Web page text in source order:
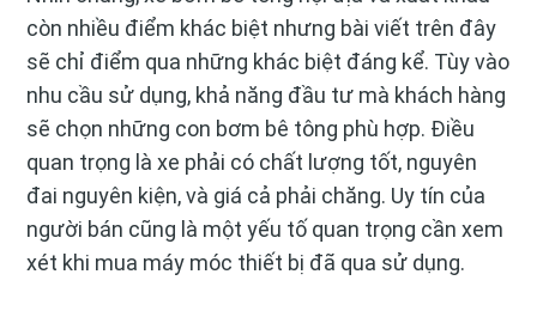
còn nhiều điểm khác biệt nhưng bài viết trên đây
sẽ chỉ điểm qua những khác biệt đáng kể. Tùy vào
nhu cầu sử dụng, khả năng đầu tư mà khách hàng
sẽ chọn những con bơm bê tông phù hợp. Điều
quan trọng là xe phải có chất lượng tốt, nguyên
đai nguyên kiện, và giá cả phải chăng. Uy tín của
người bán cũng là một yếu tố quan trọng cần xem
xét khi mua máy móc thiết bị đã qua sử dụng.